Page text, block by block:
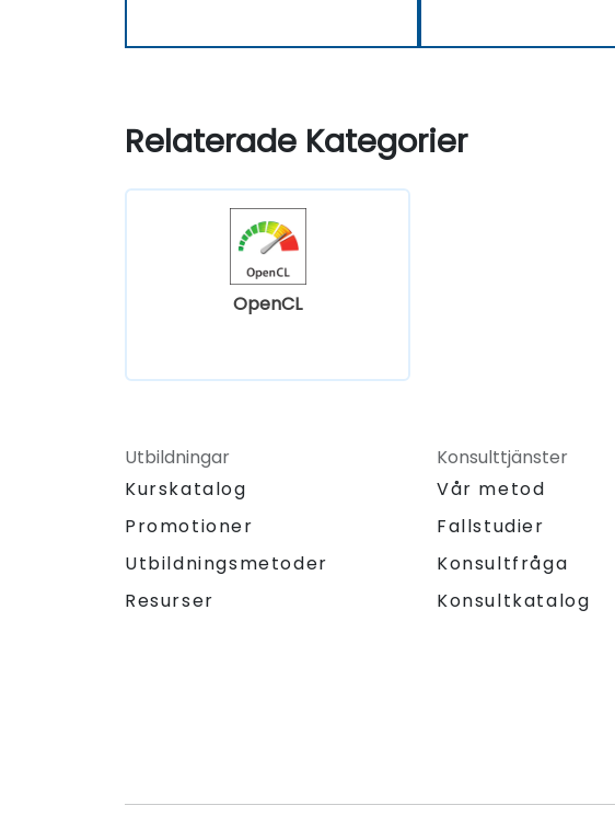
Relaterade Kategorier
OpenCL
Utbildningar
Kurskatalog
Promotioner
Utbildningsmetoder
Resurser
Konsulttjänster
Vår metod
Fallstudier
Konsultfråga
Konsultkatalog